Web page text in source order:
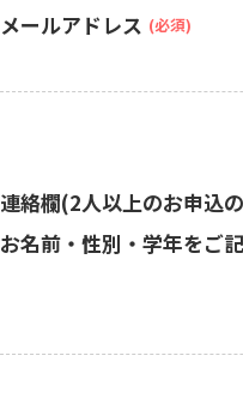
メールアドレス (必須)
連絡欄(2人以上のお申込
お名前・性別・学年をご